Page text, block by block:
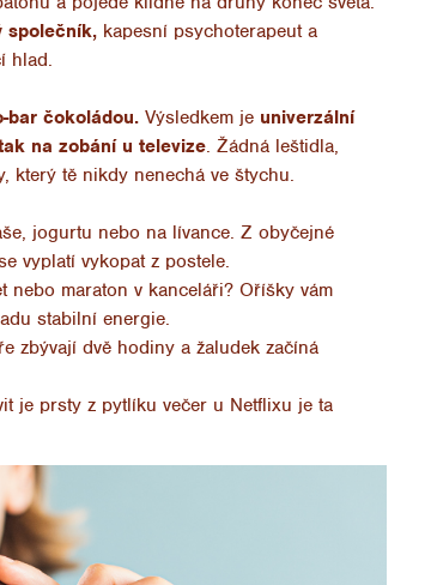
společník,kapesní psychoterapeut a
hlad.
bar čokoládou.Výsledkem jeuniverzální
na zobání u televize. Žádná leštidla,
který tě nikdy nenechá ve štychu.
jogurtu nebo na lívance. Z obyčejné
vyplatí vykopat z postele.
maraton v kanceláři? Oříšky vám
stabilní energie.
zbývají dvě hodiny a žaludek začíná
je prsty z pytlíku večer u Netflixu je ta